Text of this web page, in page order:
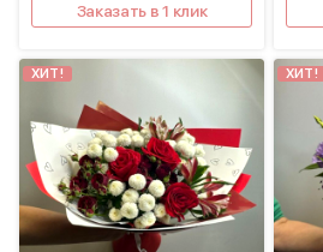
Заказать в 1 клик
ХИТ! ХИТ!